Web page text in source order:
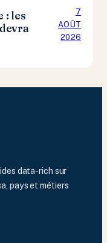
: les
7
AOÛT
2026
data-rich sur
pays et métiers